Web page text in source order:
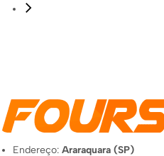
Endereço:Araraquara (SP)